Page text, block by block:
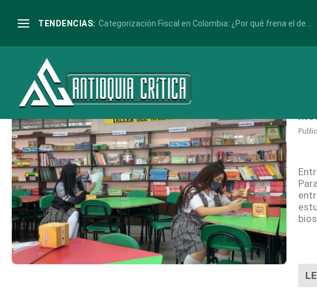
TENDENCIAS: Categorización Fiscal en Colombia: ¿Por qué frena el de...